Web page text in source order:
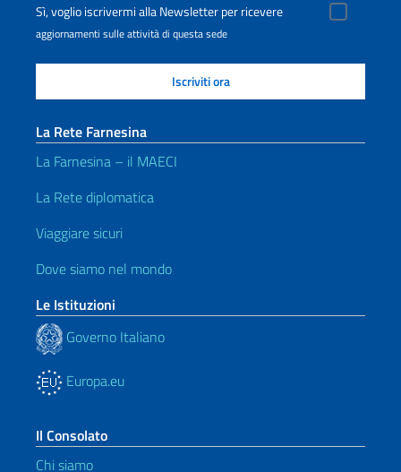
Sì, voglio iscrivermi alla Newsletter per ricevere
aggiornamenti sulle attività di questa sede
La Rete Farnesina
La Farnesina – il MAECI
La Rete diplomatica
Viaggiare sicuri
Dove siamo nel mondo
Le Istituzioni
Governo Italiano
Europa.eu
Il Consolato
Chi siamo